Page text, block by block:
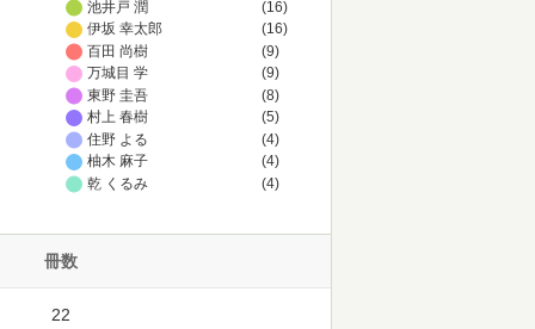
池井戸 潤
(16)
伊坂 幸太郎
(16)
百田 尚樹
(9)
万城目 学
(9)
東野 圭吾
(8)
村上 春樹
(5)
住野 よる
(4)
柚木 麻子
(4)
乾 くるみ
(4)
冊数
22